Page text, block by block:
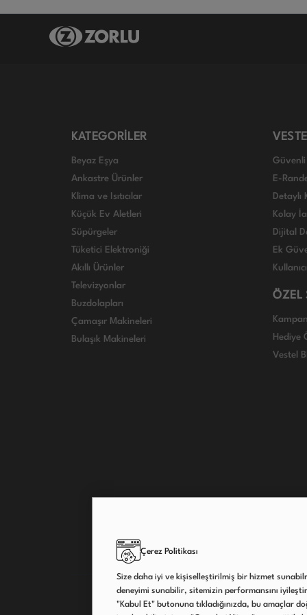
KATEGORİLER
Beyaz Eşya
Ankastre Ürünler
Klima ve Isıtıcılar
Küçük Ev Aletleri
Süpürgeler
Tüketici Elektroniği
Akıllı Ürünler
Televizyonlar
Buzdolapları
Çamaşır Makineleri
Bulaşık Makineleri
Güvenli
E-
Detaylı
Kolay
Dijital
Ek
ÖZEL
Hediye
Vestel
Çerez Politikası
Size daha iyi ve kişiselleştirilmiş bir hizmet
deneyimi sunabilir, sitemizin performansını
"Kabul Et" butonuna tıkladığınızda, bu amaçlar